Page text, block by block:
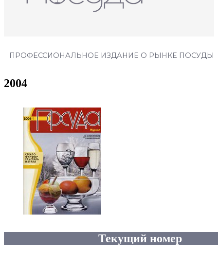
ПРОФЕССИОНАЛЬНОЕ ИЗДАНИЕ О РЫНКЕ ПОСУДЫ
2004
Текущий номер